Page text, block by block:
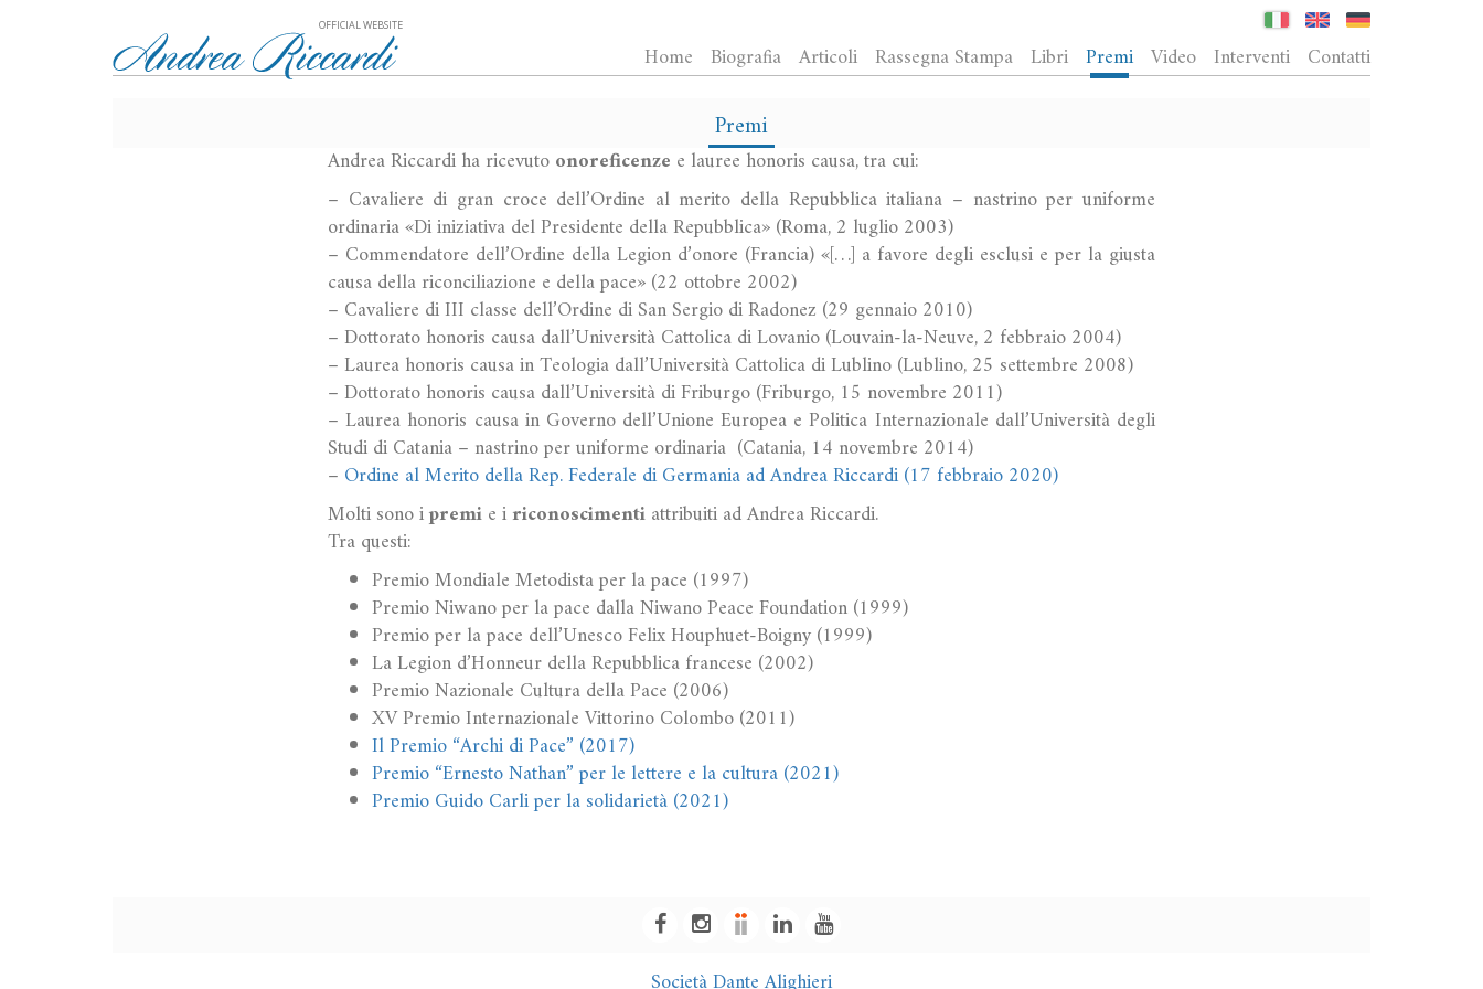
OFFICIAL WEBSITE
Home Biografia Articoli Rassegna Stampa Libri Premi Video Interventi Contatti
Premi
Andrea Riccardi ha ricevutoonoreficenze e lauree honoris causa, tra cui:
– Cavaliere di gran croce dell’Ordine al merito della Repubblica italiana – nastrino per uniforme
ordinaria «Di iniziativa del Presidente della Repubblica» (Roma, 2 luglio 2003)
– Commendatore dell’Ordine della Legion d’onore (Francia) «[…] a favore degli esclusi e per la giusta
causa della riconciliazione e della pace» (22 ottobre 2002)
– Cavaliere di III classe dell’Ordine di San Sergio di Radonez (29 gennaio 2010)
– Dottorato honoris causa dall’Università Cattolica di Lovanio (Louvain-la-Neuve, 2 febbraio 2004)
– Laurea honoris causa in Teologia dall’Università Cattolica di Lublino (Lublino, 25 settembre 2008)
– Dottorato honoris causa dall’Università di Friburgo (Friburgo, 15 novembre 2011)
– Laurea honoris causa in Governo dell’Unione Europea e Politica Internazionale dall’Università degli
Studi di Catania – nastrino per uniforme ordinaria (Catania, 14 novembre 2014)
– Ordine al Merito della Rep. Federale di Germania ad Andrea Riccardi (17 febbraio 2020)
Molti sono ipremie iriconoscimentiattribuiti ad Andrea Riccardi.
Tra questi:
Premio Mondiale Metodista per la pace (1997)
Premio Niwano per la pace dalla Niwano Peace Foundation (1999)
Premio per la pace dell’Unesco Felix Houphuet-Boigny (1999)
La Legion d’Honneur della Repubblica francese (2002)
Premio Nazionale Cultura della Pace (2006)
XV Premio Internazionale Vittorino Colombo (2011)
Il Premio “Archi di Pace” (2017)
Premio “Ernesto Nathan” per le lettere e la cultura (2021)
Premio Guido Carli per la solidarietà (2021)